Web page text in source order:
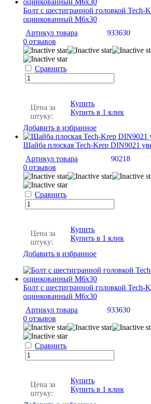
Болт с шестигранной головкой Tech-
оцинкованный М6х30
Артикул товара
933630
0 отзывов
Сравнить
Цена за
штуку:
Купить
Купить в 1 клик
Добавить в избранное
Шайба плоская Tech-Krep DIN9021
Артикул товара
90218
0 отзывов
Сравнить
Цена за
штуку:
Купить
Купить в 1 клик
Добавить в избранное
Болт с шестигранной головкой Tech-
оцинкованный М6х30
Артикул товара
933630
0 отзывов
Сравнить
Цена за
штуку:
Купить
Купить в 1 клик